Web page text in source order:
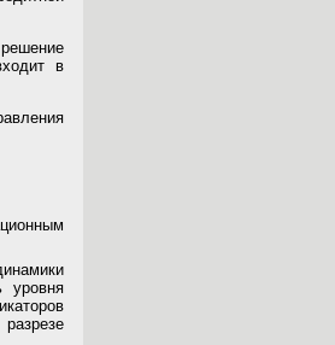
в
уровня